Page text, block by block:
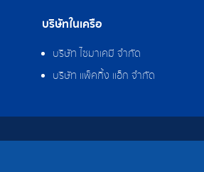
บริษัทในเครือ
บริษัท ไซมาเคมี จำกัด
บริษัท แพ็คกิ้ง แอ็ก จำกัด